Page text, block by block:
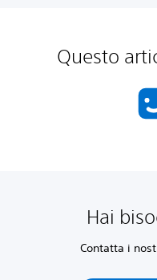
Questo
Hai
Contatta i